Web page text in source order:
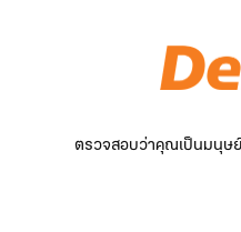
ตรวจสอบว่าคุณเป็นมนุษ